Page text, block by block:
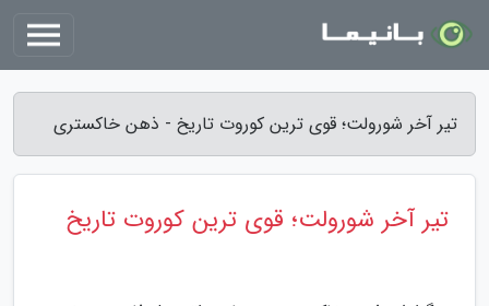
تیر آخر شورولت؛ قوی ترین کوروت تاریخ - ذهن خاکستری
تیر آخر شورولت؛ قوی ترین کوروت تاریخ